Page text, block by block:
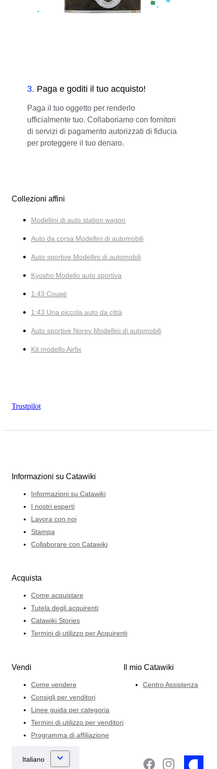
3. Paga e goditi il tuo acquisto!
Paga il tuo oggetto per renderlo
ufficialmente tuo. Collaboriamo con fornitori
di servizi di pagamento autorizzati di fiducia
per proteggere il tuo denaro.
Collezioni affini
Modellini di auto station wagon
Auto da corsa Modellini di automobili
Auto sportive Modellini di automobili
Kyosho Modello auto sportiva
1:43 Coupé
1:43 Una piccola auto da città
Auto sportive Norev Modellini di automobili
Kit modello Airfix
Trustpilot
Informazioni su Catawiki
Informazioni su Catawiki
I nostri esperti
Lavora con noi
Stampa
Collaborare con Catawiki
Acquista
Come acquistare
Tutela degli acquirenti
Catawiki Stories
Termini di utilizzo per Acquirenti
Vendi
Come vendere
Consigli per venditori
Linee guida per categoria
Termini di utilizzo per venditori
Programma di affiliazione
Il mio Catawiki
Centro Assistenza